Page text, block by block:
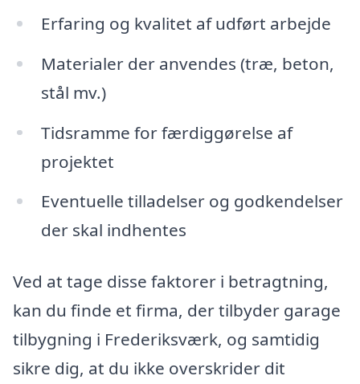
Erfaring og kvalitet af udført arbejde
Materialer der anvendes (træ, beton,
stål mv.)
Tidsramme for færdiggørelse af
projektet
Eventuelle tilladelser og godkendelser
der skal indhentes
Ved at tage disse faktorer i betragtning,
kan du finde et firma, der tilbyder garage
tilbygning i Frederiksværk, og samtidig
sikre dig, at du ikke overskrider dit